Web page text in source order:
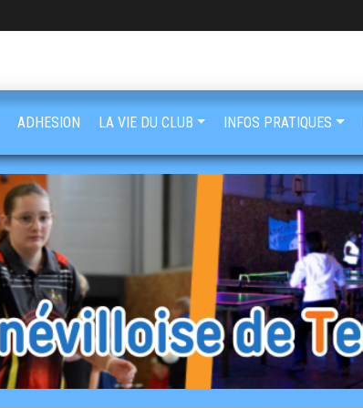
ADHESION LA VIE DU CLUB INFOS PRATIQUES